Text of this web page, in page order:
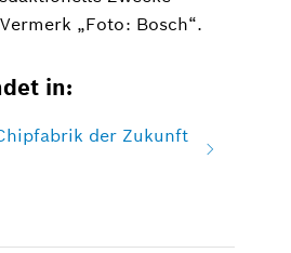
„Foto: Bosch“.
in:
der Zukunft